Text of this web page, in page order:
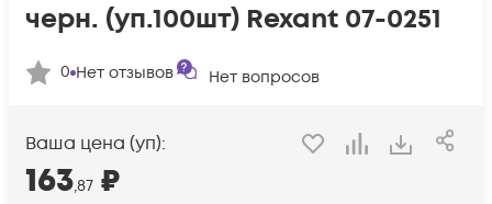
черн. (уп.100шт) Rexant 07-0251
0 Нет отзывов Нет вопросов
Ваша цена (уп):
163,87 ₽